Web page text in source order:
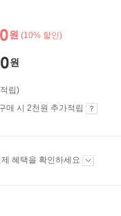
원 (10% 할인)
원
립)
매 시 2천원 추가적립
혜택을 확인하세요